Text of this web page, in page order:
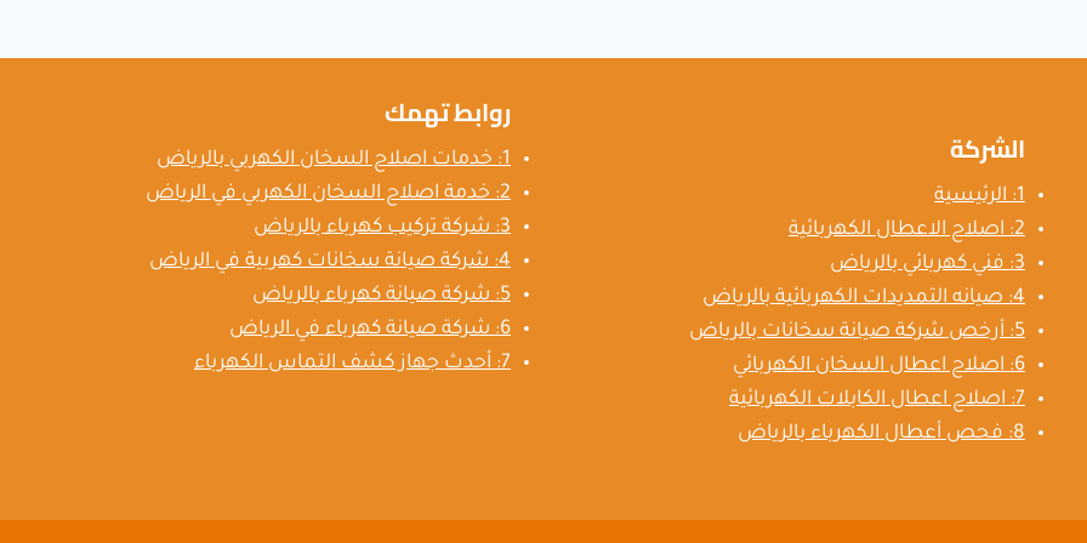
الشركة
1: الرئيسية
2: اصلاح الاعطال الكهربائية
3: فني كهربائي بالرياض
4: صيانه التمديدات الكهربائية بالرياض
5: أرخص شركة صيانة سخانات بالرياض
6: اصلاح اعطال السخان الكهربائي
7: اصلاح اعطال الكابلات الكهربائية
8: فحص أعطال الكهرباء بالرياض
روابط تهمك
1: خدمات اصلاح السخان الكهربي بالرياض
2: خدمة اصلاح السخان الكهربي في الرياض
3: شركة تركيب كهرباء بالرياض
4: شركة صيانة سخانات كهربية في الرياض
5: شركة صيانة كهرباء بالرياض
6: شركة صيانة كهرباء في الرياض
7: أحدث جهاز كشف التماس الكهرباء